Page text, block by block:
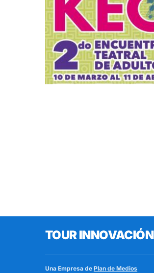
TOUR INNOVACIÓN
Una Empresa de Plan de Medios